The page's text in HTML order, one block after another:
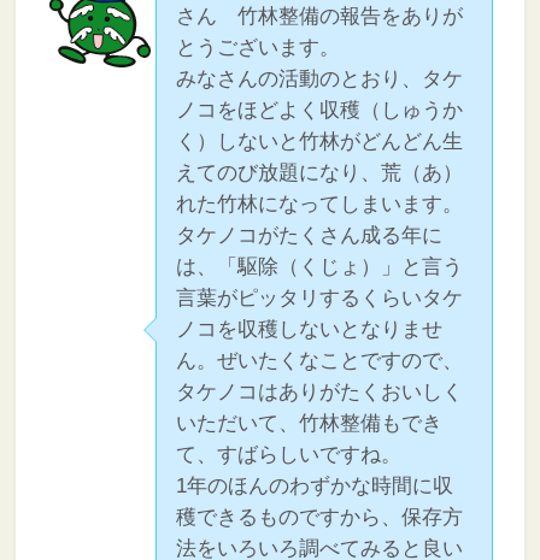
さん 竹林整備の報告をありが
とうございます。
みなさんの活動のとおり、タケ
ノコをほどよく収穫（しゅうか
く）しないと竹林がどんどん生
えてのび放題になり、荒（あ）
れた竹林になってしまいます。
タケノコがたくさん成る年に
は、「駆除（くじょ）」と言う
言葉がピッタリするくらいタケ
ノコを収穫しないとなりませ
ん。ぜいたくなことですので、
タケノコはありがたくおいしく
いただいて、竹林整備もでき
て、すばらしいですね。
1年のほんのわずかな時間に収
穫できるものですから、保存方
法をいろいろ調べてみると良い